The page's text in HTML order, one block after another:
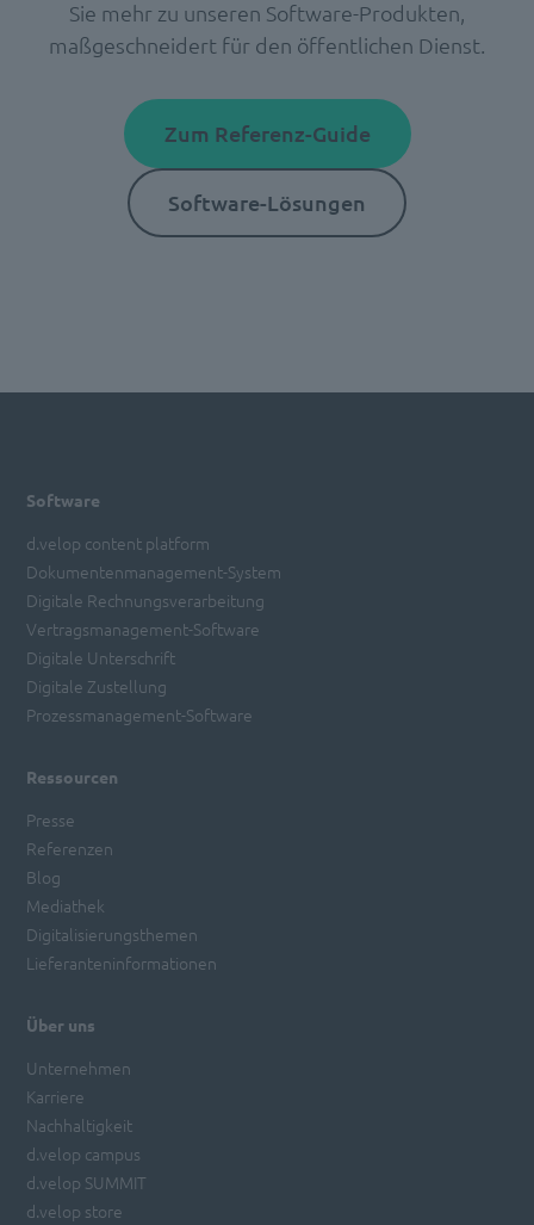
Sie mehr zu unseren Software-Produkten,
maßgeschneidert für den öffentlichen Dienst.
Zum Referenz-Guide
Software-Lösungen
Software
d.velop content platform
Dokumentenmanagement-System
Digitale Rechnungsverarbeitung
Vertragsmanagement-Software
Digitale Unterschrift
Digitale Zustellung
Prozessmanagement-Software
Ressourcen
Presse
Referenzen
Blog
Mediathek
Digitalisierungsthemen
Lieferanteninformationen
Über uns
Unternehmen
Karriere
Nachhaltigkeit
d.velop campus
d.velop SUMMIT
d.velop store